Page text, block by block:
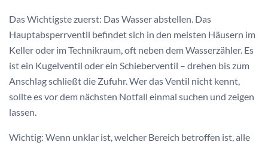
Das Wichtigste zuerst: Das Wasser abstellen. Das
Hauptabsperrventil befindet sich in den meisten Häusern im
Keller oder im Technikraum, oft neben dem Wasserzähler. Es
ist ein Kugelventil oder ein Schieberventil – drehen bis zum
Anschlag schließt die Zufuhr. Wer das Ventil nicht kennt,
sollte es vor dem nächsten Notfall einmal suchen und zeigen
lassen.
Wichtig: Wenn unklar ist, welcher Bereich betroffen ist, alle